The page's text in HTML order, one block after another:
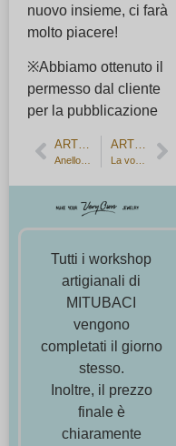
nuovo insieme, ci farà
molto piacere!
※Abbiamo ottenuto il
permesso dal cliente
per la pubblicazione
Tutti i workshop
artigianali di
MITUBACI
vengono
completati il giorno
stesso.
Inoltre, il prezzo
finale è
chiaramente